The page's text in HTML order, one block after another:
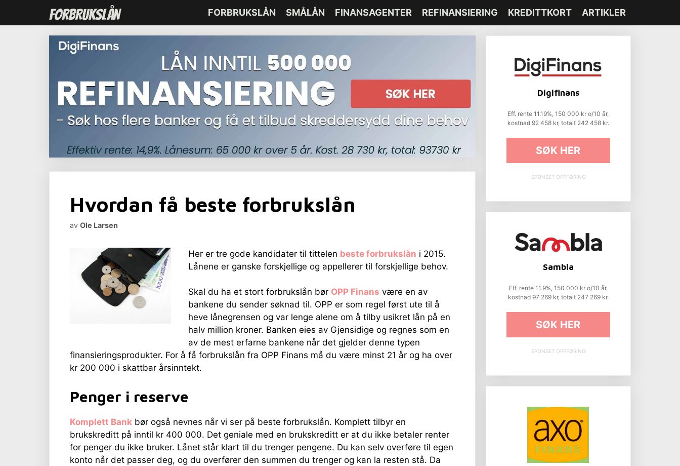
FORBRUKSLÅN SMÅLÅN FINANSAGENTER REFINANSIERING KREDITTKORT ARTIKLER
Hvordan få beste forbrukslån
av Ole Larsen
Her er tre gode kandidater til tittelen beste forbrukslån i 2015.
Lånene er ganske forskjellige og appellerer til forskjellige behov.
Skal du ha et stort forbrukslån bør OPP Finans være en av
bankene du sender søknad til. OPP er som regel først ute til å
heve lånegrensen og var lenge alene om å tilby usikret lån på en
halv million kroner. Banken eies av Gjensidige og regnes som en
av de mest erfarne bankene når det gjelder denne typen
finansieringsprodukter. For å få forbrukslån fra OPP Finans må du være minst 21 år og ha over
kr 200 000 i skattbar årsinntekt.
Penger i reserve
Komplett Bank bør også nevnes når vi ser på beste forbrukslån. Komplett tilbyr en
brukskreditt på inntil kr 400 000. Det geniale med en brukskreditt er at du ikke betaler renter
for penger du ikke bruker. Lånet står klart til du trenger pengene. Du kan selv overføre til egen
konto når det passer deg, og du overfører den summen du trenger og kan la resten stå. Da
Digifinans
Eff. rente 11.19%, 150 000 kr o/10 år,
kostnad 92 458 kr, totalt 242 458 kr.
SØK HER
SPONSET OPPFØRING
Sambla
Eff. rente 11.9%, 150 000 kr o/10 år,
kostnad 97 269 kr, totalt 247 269 kr.
SØK HER
SPONSET OPPFØRING